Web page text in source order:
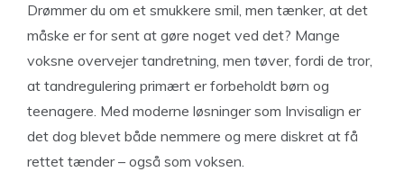
Drømmer du om et smukkere smil, men tænker, at det
måske er for sent at gøre noget ved det? Mange
voksne overvejer tandretning, men tøver, fordi de tror,
at tandregulering primært er forbeholdt børn og
teenagere. Med moderne løsninger som Invisalign er
det dog blevet både nemmere og mere diskret at få
rettet tænder – også som voksen.